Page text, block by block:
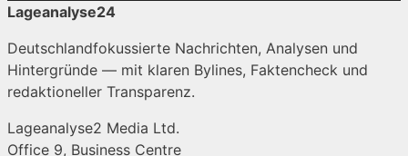
Lageanalyse24
Deutschlandfokussierte Nachrichten, Analysen und
Hintergründe — mit klaren Bylines, Faktencheck und
redaktioneller Transparenz.
Lageanalyse2 Media Ltd.
Office 9, Business Centre